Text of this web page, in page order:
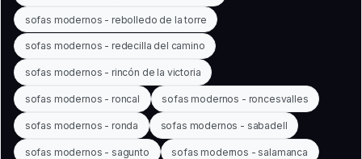
sofas modernos - rebolledo de la torre
sofas modernos - redecilla del camino
sofas modernos - rincón de la victoria
sofas modernos - roncal sofas modernos - roncesvalles
sofas modernos - ronda sofas modernos - sabadell
sofas modernos - sagunto sofas modernos - salamanca